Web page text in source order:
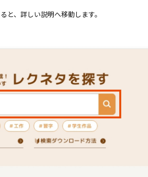
と、詳しい説明へ移動します。